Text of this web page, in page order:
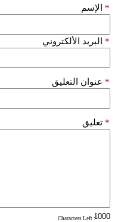
الإسم *
البريد الألكتروني *
عنوان التعليق *
تعليق *
: Characters Left